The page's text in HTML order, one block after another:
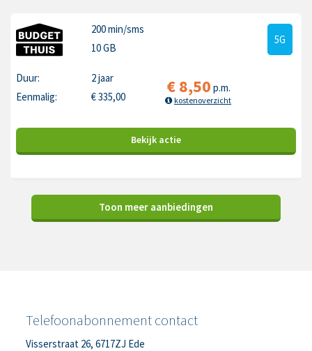
200 min/sms
10 GB
5G
Duur:
2 jaar
Eenmalig:
€335,00 €8,50 p.m.
kostenoverzicht
Bekijk actie
Toon meer aanbiedingen
Telefoonabonnement contact
Visserstraat 26, 6717ZJ Ede